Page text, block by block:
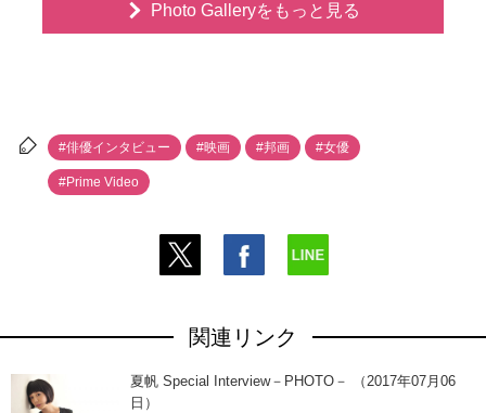
Photo Galleryをもっと見る
#俳優インタビュー #映画 #邦画 #女優
#Prime Video
関連リンク
夏帆 Special Interview－PHOTO－ （2017年07月06
日）